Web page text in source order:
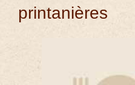
printanières